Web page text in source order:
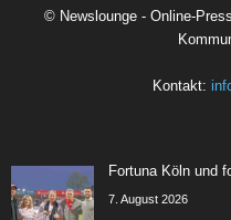
© Newslounge - Online-
Kontakt:
Fortuna Köln und
7. August 2026